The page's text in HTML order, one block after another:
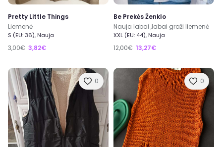
Pretty Little Things
Liemenė
S (EU: 36), Nauja
3,00€ 3,82€
Be Prekės Ženklo
Nauja labai ,labai graži liemenė
XXL (EU: 44), Nauja
12,00€ 13,27€
0 0